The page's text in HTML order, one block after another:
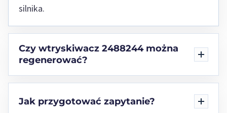
silnika.
Czy wtryskiwacz 2488244 można
regenerować?
Jak przygotować zapytanie?